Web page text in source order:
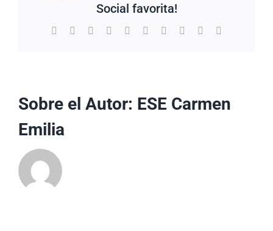
Social favorita!
Facebook Reddit LinkedInWhatsApp
TumblrPinterest Xing
Sobre el Autor: ESE Carmen
Emilia